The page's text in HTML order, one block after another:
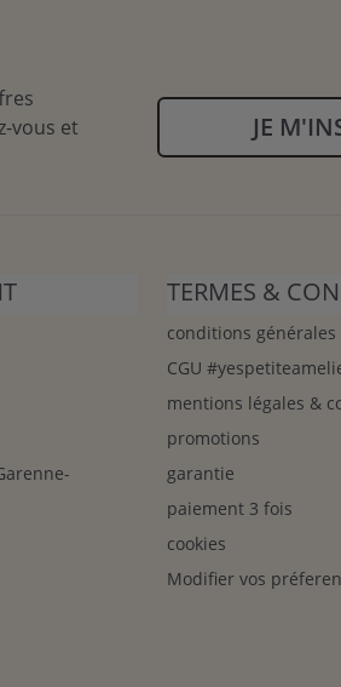
vous et
JE
TERMES &
conditions générales
CGU
mentions légales &
promotions
garantie
paiement 3 fois
cookies
Modifier vos